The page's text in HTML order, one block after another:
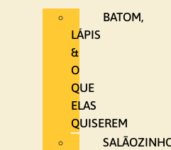
BATOM,
LÁPIS
&
O
QUE
ELAS
QUISEREM